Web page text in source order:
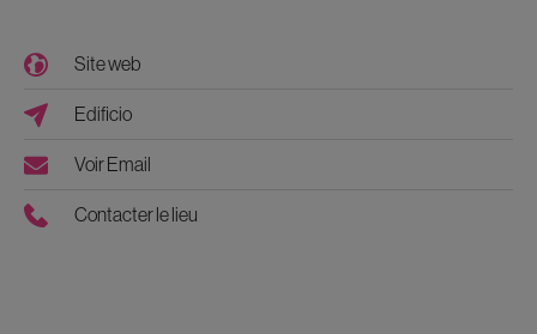
Site web
Edificio
Voir Email
Contacter le lieu